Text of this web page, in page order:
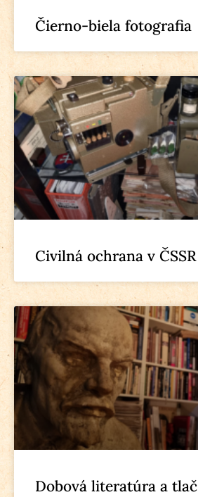
Čierno-biela fotografia
Civilná ochrana v ČSSR
Dobová literatúra a tlač